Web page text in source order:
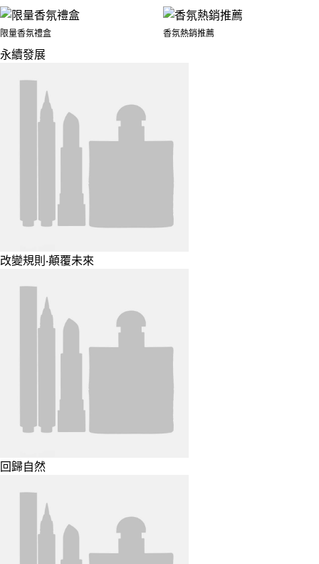
限量香氛禮盒 香氛熱銷推薦
永續發展
改變規則‧顛覆未來
回歸自然